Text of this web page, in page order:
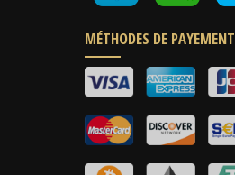
MÉTHODES DE PAYEMENT